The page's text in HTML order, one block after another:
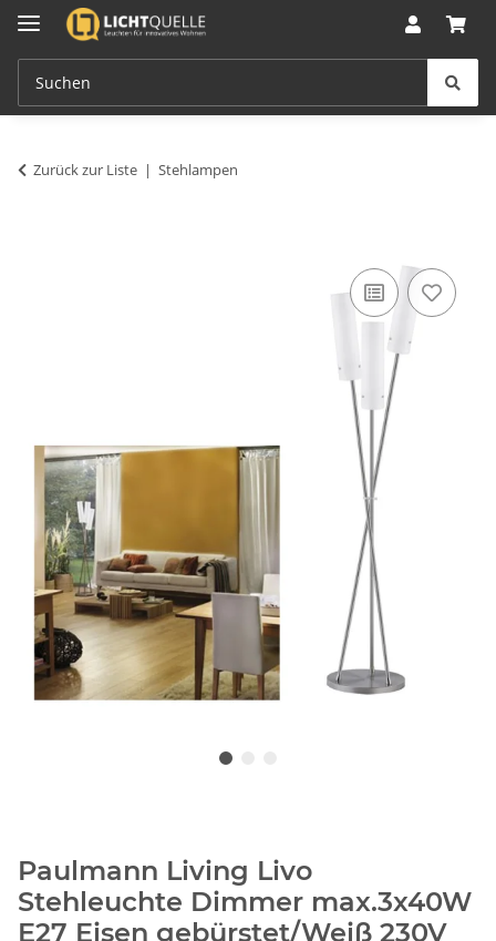
Zurück zur Liste Stehlampen
Paulmann Living Livo
Stehleuchte Dimmer max.3x40W
E27 Eisen gebürstet/Weiß 230V